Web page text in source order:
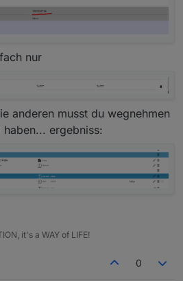
nur
anderen musst du wegnehmen
ergebniss:
it's a WAY of LIFE!
0